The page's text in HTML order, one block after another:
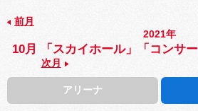
前月
2021年
10月 「スカイホール」「コンサ
次月
アリーナ